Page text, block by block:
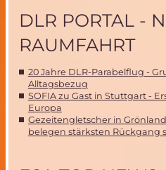
DLR PORTAL -
RAUMFAHRT
20 Jahre DLR-Parabelflug -
Alltagsbezug
SOFIA zu Gast in Stuttgart -
Europa
Gezeitengletscher in
belegen stärksten Rückgang